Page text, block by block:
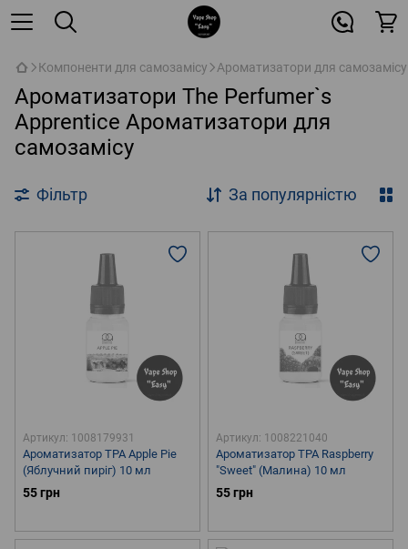
Компоненти для самозамісу Ароматизатори для самозамісу
Ароматизатори The Perfumer`s
Apprentice Ароматизатори для
самозамісу
Фільтр За популярністю
Артикул: 1008179931
Ароматизатор TPA Apple Pie
(Яблучний пиріг) 10 мл
55 грн
Артикул: 1008221040
Ароматизатор TPA Raspberry
"Sweet" (Малина) 10 мл
55 грн